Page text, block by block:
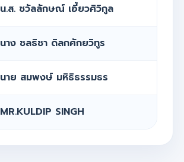
น.ส. ชวัลลักษณ์ เอี้ยวศิวิกูล
นาง ชลธิชา ดิลกศักยวิทูร
นาย สมพงษ์ มหิธิธรรมธร
MR.KULDIP SINGH